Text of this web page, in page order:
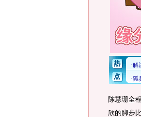
陈慧珊全
欣的脚步